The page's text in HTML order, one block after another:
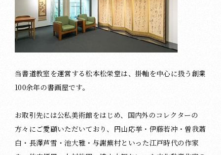
当書道教室を運営する松本松栄堂は、掛軸を中心に扱う創業
100余年の書画屋です。
お取引先には公私美術館をはじめ、国内外のコレクターの
方々にご愛顧いただいており、円山応挙・伊藤若冲・曽我蕭
白・長澤芦雪・池大雅・与謝蕪村といった江戸時代の作家